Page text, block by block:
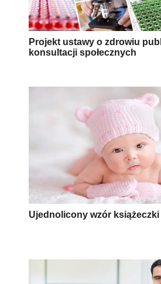
Projekt ustawy o zdrowiu
konsultacji społecznych
Ujednolicony wzór